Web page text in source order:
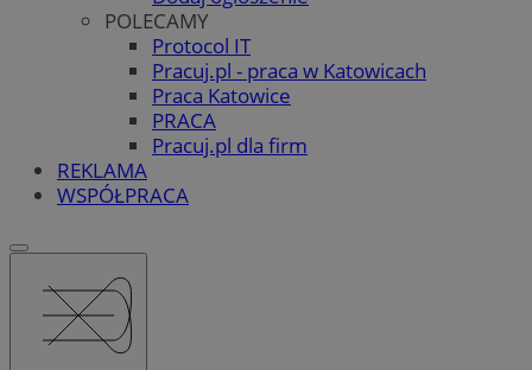
POLECAMY
Protocol IT
Pracuj.pl - praca w Katowicach
Praca Katowice
PRACA
Pracuj.pl dla firm
REKLAMA
WSPÓŁPRACA